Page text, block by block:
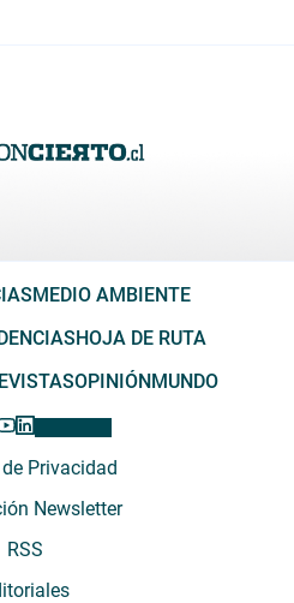
MEDIO AMBIENTE
HOJA DE RUTA
OPINIÓN MUNDO
Privacidad
Newsletter
RSS